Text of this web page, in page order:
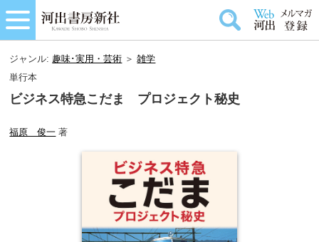
ジャンル: 趣味･実用・芸術 ＞雑学
単行本
ビジネス特急こだま プロジェクト秘史
福原 俊一 著